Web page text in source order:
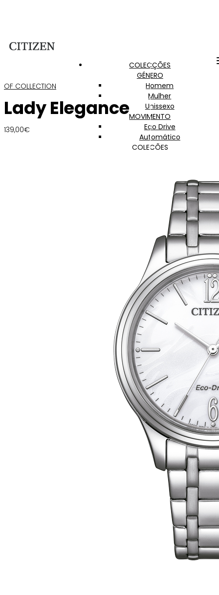
COLECÇÕES
GÉNERO
Homem
Mulher
Unissexo
MOVIMENTO
Eco Drive
Automático
COLEÇÕES
Super Titanium
Radiocontrol
Satellite Wave
Mecânico
Series8
DESTAQUES
Tsuki-yomi
Tsuyosa
Pilot Radiocontrolado
Promaster Diver’s
TECNOLOGIA
Eco Drive
Rádio controlado
Super Titanium™
EMPRESA
SUPORTE
Contacto
Pontos de venda
Centros de Assistência
Manuais de instruções
Garantia
OF COLLECTION
Lady Elegance
139,00€